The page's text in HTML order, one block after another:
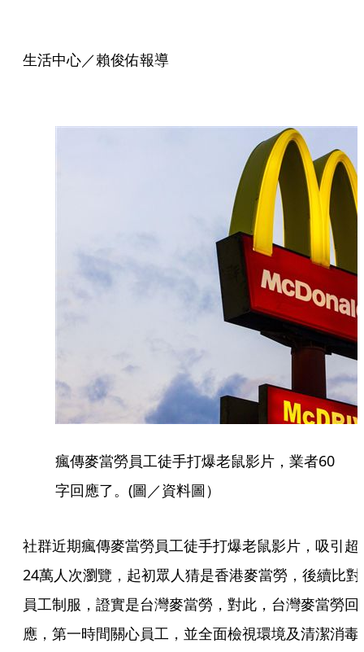
生活中心／賴俊佑報導
瘋傳麥當勞員工徒手打爆老鼠影片，業者60
字回應了。(圖／資料圖）
社群近期瘋傳麥當勞員工徒手打爆老鼠影片，吸引超
24萬人次瀏覽，起初眾人猜是香港麥當勞，後續比對
員工制服，證實是台灣麥當勞，對此，台灣麥當勞回
應，第一時間關心員工，並全面檢視環境及清潔消毒